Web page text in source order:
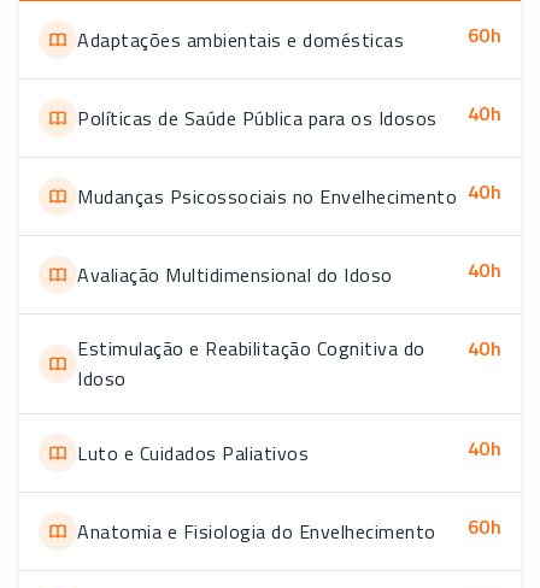
Adaptações ambientais e domésticas 60h
Políticas de Saúde Pública para os Idosos 40h
Mudanças Psicossociais no Envelhecimento 40h
Avaliação Multidimensional do Idoso 40h
Estimulação e Reabilitação Cognitiva do
Idoso
40h
Luto e Cuidados Paliativos 40h
Anatomia e Fisiologia do Envelhecimento 60h